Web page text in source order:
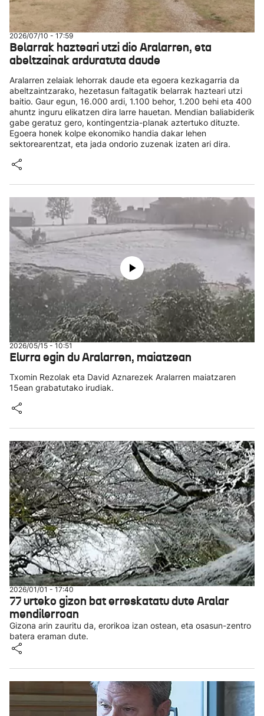
2026/07/10 - 17:59
Belarrak hazteari utzi dio Aralarren, eta
abeltzainak arduratuta daude
Aralarren zelaiak lehorrak daude eta egoera kezkagarria da
abeltzaintzarako, hezetasun faltagatik belarrak hazteari utzi
baitio. Gaur egun, 16.000 ardi, 1.100 behor, 1.200 behi eta 400
ahuntz inguru elikatzen dira larre hauetan. Mendian baliabiderik
gabe geratuz gero, kontingentzia-planak aztertuko dituzte.
Egoera honek kolpe ekonomiko handia dakar lehen
sektorearentzat, eta jada ondorio zuzenak izaten ari dira.
2026/05/15 - 10:51
Elurra egin du Aralarren, maiatzean
Txomin Rezolak eta David Aznarezek Aralarren maiatzaren
15ean grabatutako irudiak.
2026/01/01 - 17:40
77 urteko gizon bat erreskatatu dute Aralar
mendilerroan
Gizona arin zauritu da, erorikoa izan ostean, eta osasun-zentro
batera eraman dute.